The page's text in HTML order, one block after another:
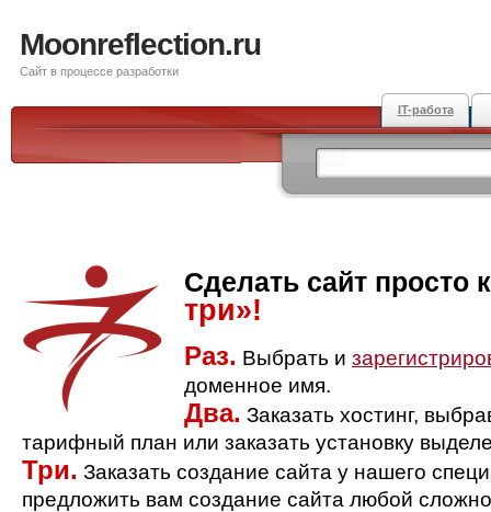
Moonreflection.ru
Сайт в процессе разработки
IT-работа
Сделать сайт просто
три»!
Раз. Выбрать и
доменное имя.
Два. Заказать хостинг,
тарифный план или заказать установку
Три. Заказать создание сайта у нашего
предложить вам создание сайта любой